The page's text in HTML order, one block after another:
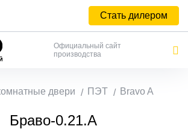
Стать дилером
Официальный сайт
производства
двери ПЭТ Bravo A
Браво-0.21.А